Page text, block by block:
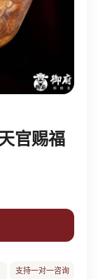
官赐福
支持一对一咨询